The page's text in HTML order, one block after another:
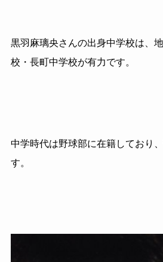
黒羽麻璃央さんの出身中学校は、
校・長町中学校が有力です。
中学時代は野球部に在籍しており
す。